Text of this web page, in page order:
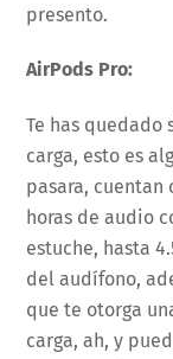
presento.
AirPods Pro:
Te has quedado
carga, esto es
pasara, cuentan
horas de audio
estuche, hasta
del audífono,
que te otorga
carga, ah, y